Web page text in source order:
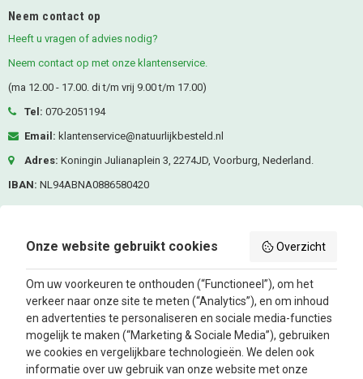
Neem contact op
Heeft u vragen of advies nodig?
Neem contact op met onze klantenservice.
(ma 12.00 - 17.00. di t/m vrij 9.00 t/m 17.00)
Tel: 070-2051194
Email: klantenservice@natuurlijkbesteld.nl
Adres: Koningin Julianaplein 3, 2274JD, Voorburg, Nederland.
IBAN: NL94ABNA0886580420
KVK-nummer:80476287
Volg ons
FacebookInstagram
Nieuwsbrief
Onze website gebruikt cookies Overzicht
Om uw voorkeuren te onthouden (“Functioneel”), om het
verkeer naar onze site te meten (“Analytics”), en om inhoud
en advertenties te personaliseren en sociale media-functies
mogelijk te maken (“Marketing & Sociale Media”), gebruiken
we cookies en vergelijkbare technologieën. We delen ook
informatie over uw gebruik van onze website met onze